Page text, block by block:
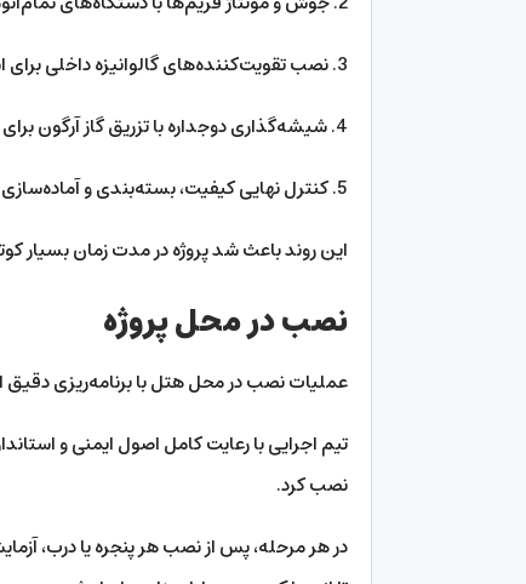
3. نصب تقویت‌کننده‌های گالوانیزه داخلی برای استحکام بیشتر.
4. شیشه‌گذاری دوجداره با تزریق گاز آرگون برای افزایش عایق صوری و حرارتی.
5. کنترل نهایی کیفیت، بسته‌بندی و آماده‌سازی برای ارسال به عمان.
این روند باعث شد پروژه در مدت زمان بسیار کوتاه ۱۰ تا ۱۲ روزآماده و اجرا شود، بدون هیچ افتی در کیفیت یا
نصب در محل پروژه
عملیات نصب در محل هتل با برنامه‌ریزی
تیم اجرایی با رعایت کامل اصول ایمنی و
نصب کرد.
در هر مرحله، پس از نصب هر پنجره یا درب،